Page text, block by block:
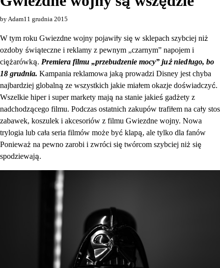
by Adam11 grudnia 2015
W tym roku Gwiezdne wojny pojawiły się w sklepach szybciej niż
ozdoby świąteczne i reklamy z pewnym „czarnym” napojem i
ciężarówką. Premiera filmu „przebudzenie mocy” już niedługo, bo
18 grudnia. Kampania reklamowa jaką prowadzi Disney jest chyba
najbardziej globalną ze wszystkich jakie miałem okazje doświadczyć.
Wszelkie hiper i super markety mają na stanie jakieś gadżety z
nadchodzącego filmu. Podczas ostatnich zakupów trafiłem na cały stos
zabawek, koszulek i akcesoriów z filmu Gwiezdne wojny. Nowa
trylogia lub cała seria filmów może być klapą, ale tylko dla fanów
Ponieważ na pewno zarobi i zwróci się twórcom szybciej niż się
spodziewają.